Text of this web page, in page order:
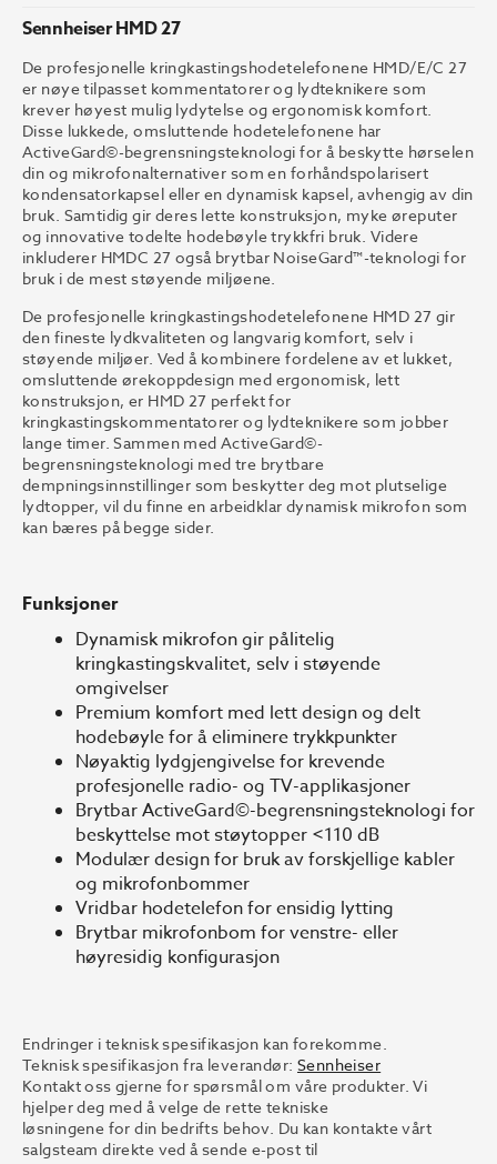
Sennheiser HMD 27
De profesjonelle kringkastingshodetelefonene HMD/E/C 27
er nøye tilpasset kommentatorer og lydteknikere som
krever høyest mulig lydytelse og ergonomisk komfort.
Disse lukkede, omsluttende hodetelefonene har
ActiveGard©-begrensningsteknologi for å beskytte hørselen
din og mikrofonalternativer som en forhåndspolarisert
kondensatorkapsel eller en dynamisk kapsel, avhengig av din
bruk. Samtidig gir deres lette konstruksjon, myke øreputer
og innovative todelte hodebøyle trykkfri bruk. Videre
inkluderer HMDC 27 også brytbar NoiseGard™-teknologi for
bruk i de mest støyende miljøene.
De profesjonelle kringkastingshodetelefonene HMD 27 gir
den fineste lydkvaliteten og langvarig komfort, selv i
støyende miljøer. Ved å kombinere fordelene av et lukket,
omsluttende ørekoppdesign med ergonomisk, lett
konstruksjon, er HMD 27 perfekt for
kringkastingskommentatorer og lydteknikere som jobber
lange timer. Sammen med ActiveGard©-
begrensningsteknologi med tre brytbare
dempningsinnstillinger som beskytter deg mot plutselige
lydtopper, vil du finne en arbeidklar dynamisk mikrofon som
kan bæres på begge sider.
Funksjoner
Dynamisk mikrofon gir pålitelig
kringkastingskvalitet, selv i støyende
omgivelser
Premium komfort med lett design og delt
hodebøyle for å eliminere trykkpunkter
Nøyaktig lydgjengivelse for krevende
profesjonelle radio- og TV-applikasjoner
Brytbar ActiveGard©-begrensningsteknologi for
beskyttelse mot støytopper <110 dB
Modulær design for bruk av forskjellige kabler
og mikrofonbommer
Vridbar hodetelefon for ensidig lytting
Brytbar mikrofonbom for venstre- eller
høyresidig konfigurasjon
Endringer i teknisk spesifikasjon kan forekomme.
Teknisk spesifikasjon fra leverandør: Sennheiser
Kontakt oss gjerne for spørsmål om våre produkter. Vi
hjelper deg med å velge de rette tekniske
løsningene for din bedrifts behov. Du kan kontakte vårt
salgsteam direkte ved å sende e-post til